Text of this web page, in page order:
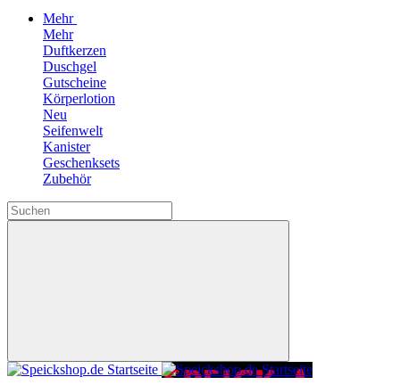
Mehr
Mehr
Duftkerzen
Duschgel
Gutscheine
Körperlotion
Neu
Seifenwelt
Kanister
Geschenksets
Zubehör